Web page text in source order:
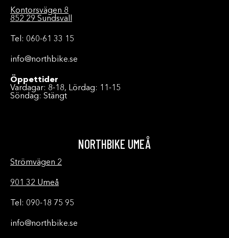
Kontorsvägen 8
852 29 Sundsvall
Tel: 060-61 33 15
info@northbike.se
Öppettider
Vardagar: 8-18, Lördag: 11-15
Söndag: Stängt
NORTHBIKE UMEÅ
Strömvägen 2
901 32 Umeå
Tel: 090-18 75 95
info@northbike.se